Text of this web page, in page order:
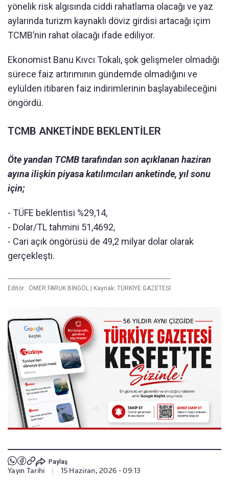
yönelik risk algısında ciddi rahatlama olacağı ve yaz
aylarında turizm kaynaklı döviz girdisi artacağı içim
TCMB’nin rahat olacağı ifade ediliyor.
Ekonomist Banu Kıvcı Tokalı, şok gelişmeler olmadığı
sürece faiz artırımının gündemde olmadığını ve
eylülden itibaren faiz indirimlerinin başlayabileceğini
öngördü.
TCMB ANKETİNDE BEKLENTİLER
Öte yandan TCMB tarafından son açıklanan haziran
ayına ilişkin piyasa katılımcıları anketinde, yıl sonu
için;
- TÜFE beklentisi %29,14,
- Dolar/TL tahmini 51,4692,
- Cari açık öngörüsü de 49,2 milyar dolar olarak
gerçekleşti.
Editör : ÖMER FARUK BİNGÖL | Kaynak: TÜRKİYE GAZETESİ
Paylaş
Yayın Tarihi 15 Haziran, 2026 - 09:13